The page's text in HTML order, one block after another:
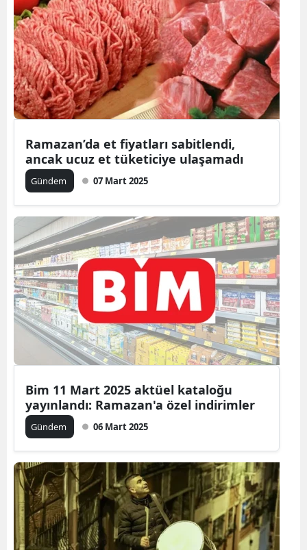
Ramazan’da et fiyatları sabitlendi,
ancak ucuz et tüketiciye ulaşamadı
Gündem 07 Mart 2025
Bim 11 Mart 2025 aktüel kataloğu
yayınlandı: Ramazan'a özel indirimler
Gündem 06 Mart 2025